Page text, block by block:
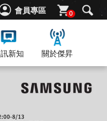
會員專區 0
新知 關於傑昇